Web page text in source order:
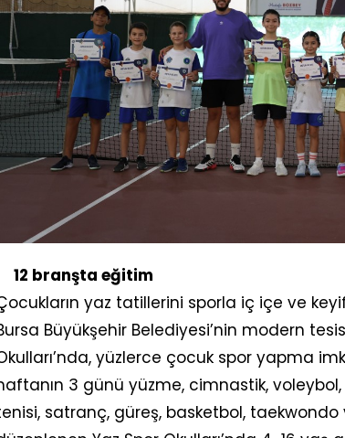
12 branşta eğitim
yaz tatillerini sporla iç içe ve
Büyükşehir Belediyesi’nin modern
yüzlerce çocuk spor yapma
3 günü yüzme, cimnastik,
satranç, güreş, basketbol,